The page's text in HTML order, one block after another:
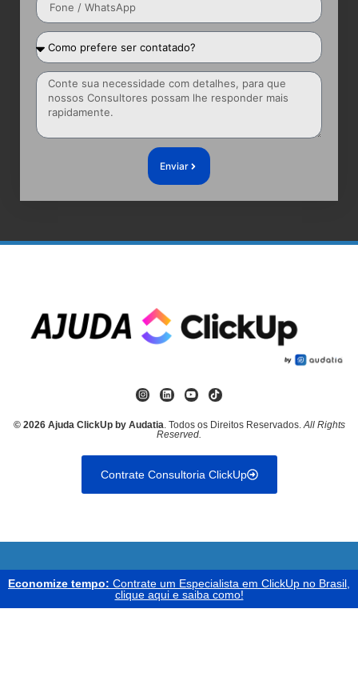
Enviar
© 2026 Ajuda ClickUp by Audatia. Todos os Direitos Reservados.All Rights
Reserved.
Contrate Consultoria ClickUp
Economize tempo: Contrate um Especialista em ClickUp no Brasil,
clique aqui e saiba como!